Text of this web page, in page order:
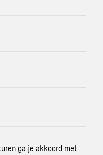
ga je akkoord met